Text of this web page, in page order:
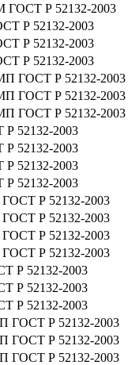
Р 52132-2003
Р 52132-2003
Р 52132-2003
Р 52132-2003
ГОСТ Р 52132-2003
ГОСТ Р 52132-2003
ГОСТ Р 52132-2003
52132-2003
52132-2003
52132-2003
52132-2003
Р 52132-2003
Р 52132-2003
Р 52132-2003
Р 52132-2003
Р 52132-2003
Р 52132-2003
Р 52132-2003
Р 52132-2003
Р 52132-2003
Р 52132-2003